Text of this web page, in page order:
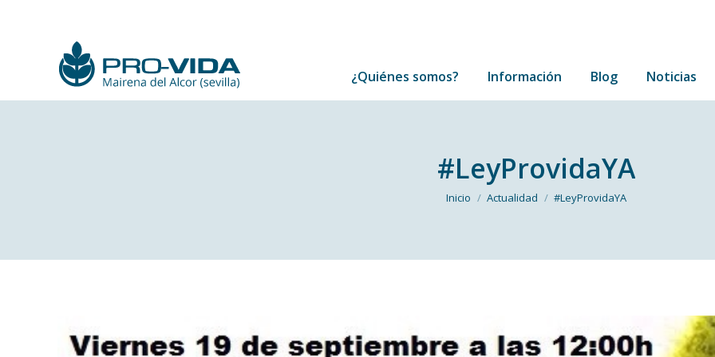
¿Quiénes somos? Información Blog Noticias
#LeyProvidaYA
Estás aquí:
Inicio Actualidad #LeyProvidaYA